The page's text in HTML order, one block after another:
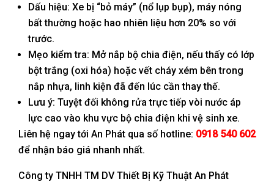
Dấu hiệu: Xe bị “bỏ máy” (nổ lụp bụp), máy nóng
bất thường hoặc hao nhiên liệu hơn 20% so với
trước.
Mẹo kiểm tra: Mở nắp bộ chia điện, nếu thấy có lớp
bột trắng (oxi hóa) hoặc vết cháy xém bên trong
nắp nhựa, linh kiện đã đến lúc cần thay thế.
Lưu ý: Tuyệt đối không rửa trực tiếp vòi nước áp
lực cao vào khu vực bộ chia điện khi vệ sinh xe.
Liên hệ ngay tới An Phát qua số hotline: 0918 540 602
để nhận báo giá nhanh nhất.
Công ty TNHH TM DV Thiết Bị Kỹ Thuật An Phát